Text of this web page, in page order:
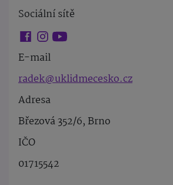
Sociální sítě
E-mail
radek@uklidmecesko.cz
Adresa
Březová 352/6, Brno
IČO
01715542